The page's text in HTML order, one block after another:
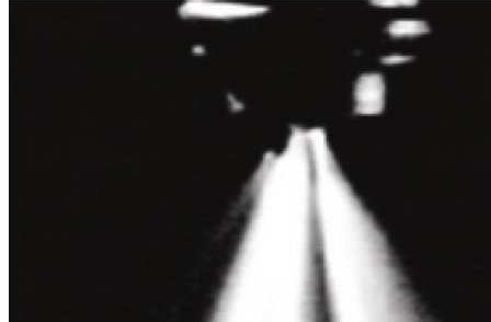
Eigenschaften
Kompletter Kraftstoffsystem-Reiniger und -Schutz.
Bestens geeignet für Common-Rail- und Pumpe-Düse-